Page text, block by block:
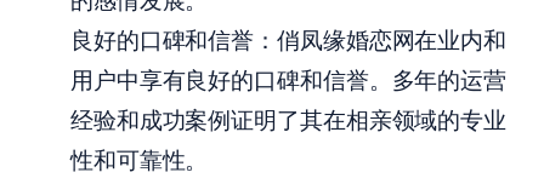
良好的口碑和信誉：俏凤缘婚恋网在业内和
用户中享有良好的口碑和信誉。多年的运营
经验和成功案例证明了其在相亲领域的专业
性和可靠性。